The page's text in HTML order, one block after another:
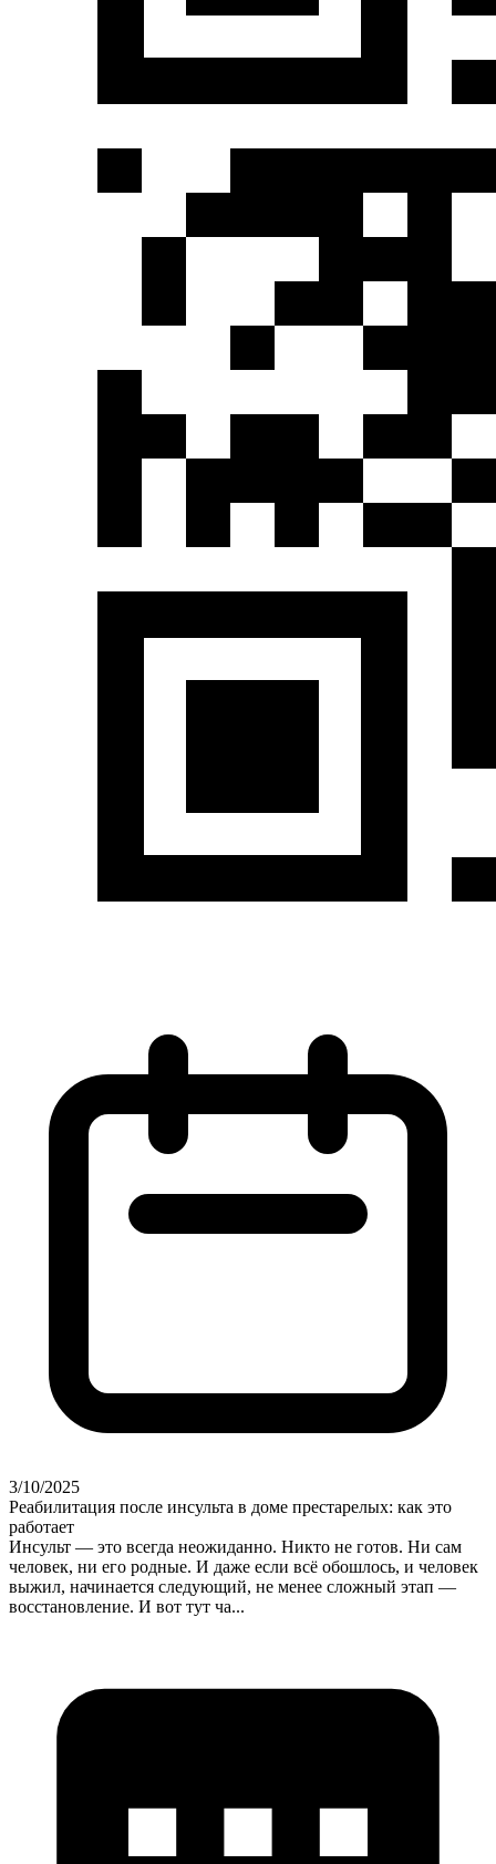
3/10/2025
Реабилитация после инсульта в доме престарелых: как это
работает
Инсульт — это всегда неожиданно. Никто не готов. Ни сам
человек, ни его родные. И даже если всё обошлось, и человек
выжил, начинается следующий, не менее сложный этап —
восстановление. И вот тут ча...